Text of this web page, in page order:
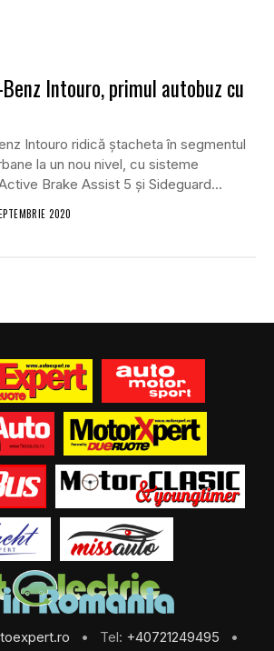
Intouro, primul autobuz cu
Intouro ridică ștacheta în segmentul
la un nou nivel, cu sisteme
Brake Assist 5 și Sideguard...
2020
• Tel: +40721249495
•